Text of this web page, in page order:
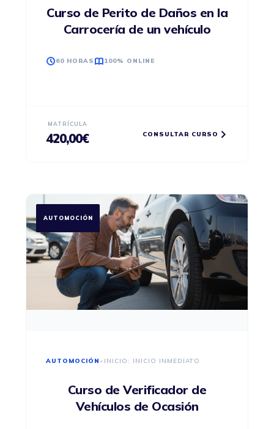
Curso de Perito de Daños en la
Carrocería de un vehículo
60 HORAS 100% ONLINE
MATRÍCULA
420,00€ CONSULTAR CURSO
AUTOMOCIÓN
AUTOMOCIÓN • INICIO: INICIO INMEDIATO
Curso de Verificador de
Vehículos de Ocasión